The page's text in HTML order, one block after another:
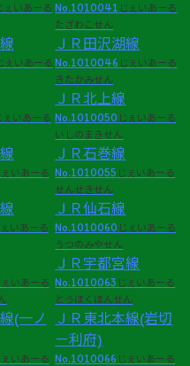
ぇいあーる No.1010041 じぇいあーる
たざわこせん
ＪＲ田沢湖線
ぇいあーる No.1010046 じぇいあーる
きたかみせん
ＪＲ北上線
ぇいあーる No.1010050 じぇいあーる
いしのまきせん
ＪＲ石巻線
ぇいあーる No.1010055 じぇいあーる
せんせきせん
ＪＲ仙石線
いあーる No.1010060 じぇいあーる
うつのみやせん
ＪＲ宇都宮線
いあーる
(一ノ
No.1010063 じぇいあーる
とうほくほんせん
ＪＲ東北本線(岩切
－利府)
ぇいあーる No.1010066 じぇいあーる